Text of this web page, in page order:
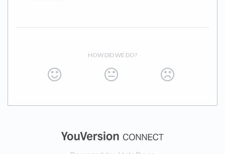
HOW DID WE DO?
(opens in a